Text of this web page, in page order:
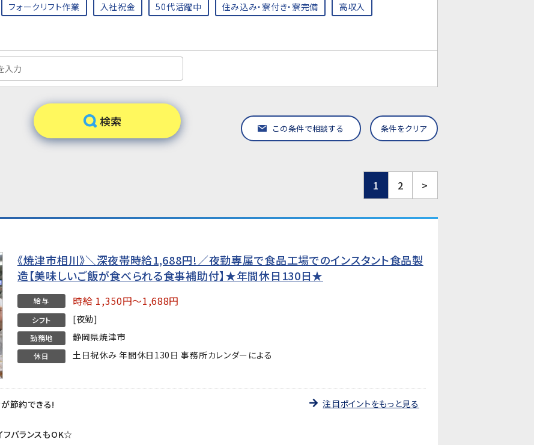
フォークリフト作業 入社祝金 50代活躍中 住み込み・寮付き・寮完備 高収入
この条件で相談する 条件をクリア
1 2 >
《焼津市相川》＼深夜帯時給1,688円!／夜勤専属で食品工場でのインスタント食品製
造【美味しいご飯が食べられる食事補助付】★年間休日130日★
給与 時給 1,350円～1,688円
シフト [夜勤]
勤務地 静岡県焼津市
休日 土日祝休み 年間休日130日 事務所カレンダーによる
節約できる!
フバランスもOK☆
注目ポイントをもっと見る